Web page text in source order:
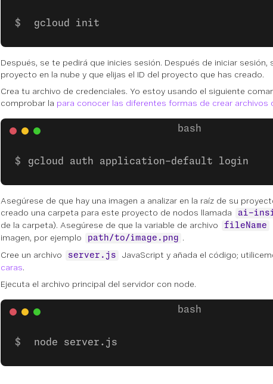
gcloud init
Después, se te pedirá que inicies sesión. Después de iniciar sesión,
proyecto en la nube y que elijas el ID del proyecto que has creado.
Crea tu archivo de credenciales. Yo estoy usando el siguiente
comprobar la para conocer las diferentes formas de crear archivos
gcloud auth application-default login
Asegúrese de que hay una imagen a analizar en la raíz de su
creado una carpeta para este proyecto de nodos llamada
ai-
de la carpeta). Asegúrese de que la variable de archivo
fileName
imagen, por ejemplo
path/to/image.png .
Cree un archivo
server.js JavaScript y añada el código;
caras.
Ejecuta el archivo principal del servidor con node.
node server.js